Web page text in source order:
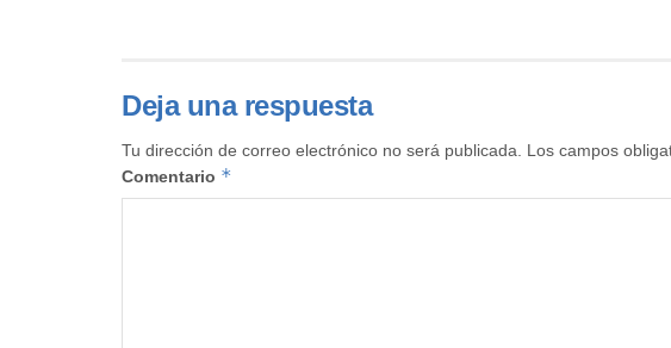
Deja una respuesta
Tu dirección de correo electrónico no será publicada. Los campos
Comentario *